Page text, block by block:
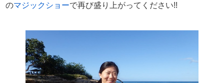
のマジックショーで再び盛り上がってください!!